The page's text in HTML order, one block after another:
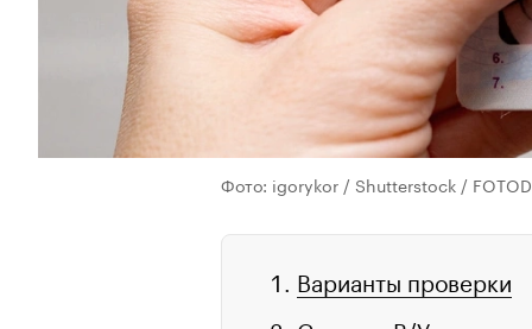
Фото: igorykor / Shutterstock /
Варианты проверки